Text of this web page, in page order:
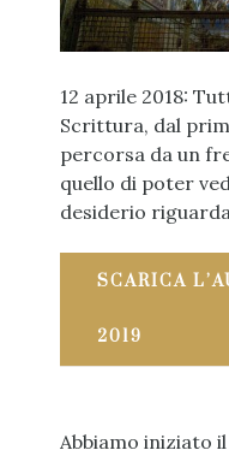
12 aprile 2018:
Scrittura, dal
percorsa da un
quello di poter
desiderio
SCARICA
2019
Abbiamo iniziato